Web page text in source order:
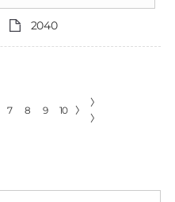
2040
7 8 9 10 〉
〉
〉